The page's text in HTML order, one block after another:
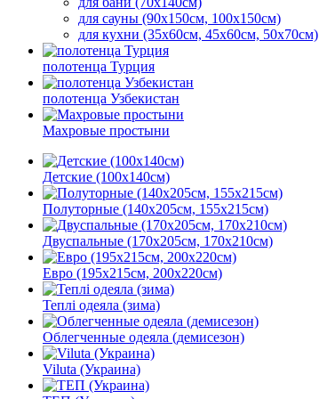
для сауны (90х150см, 100х150см)
для кухни (35х60см, 45х60см, 50х70см)
полотенца Турция
полотенца Узбекистан
Махровые простыни
Детские (100х140см)
Полуторные (140х205см, 155х215см)
Двуспальные (170х205см, 170х210см)
Евро (195х215см, 200х220см)
Теплі одеяла (зима)
Облегченные одеяла (демисезон)
Viluta (Украина)